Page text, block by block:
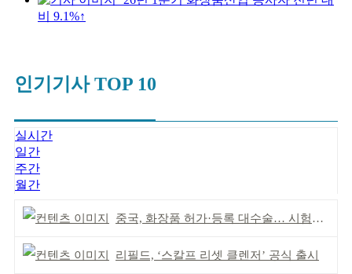
비 9.1%↑
인기기사 TOP 10
실시간
일간
주간
월간
중국, 화장품 허가·등록 대수술… 시험자료 공용 허용
리필드, ‘스칼프 리셋 클렌저’ 공식 출시